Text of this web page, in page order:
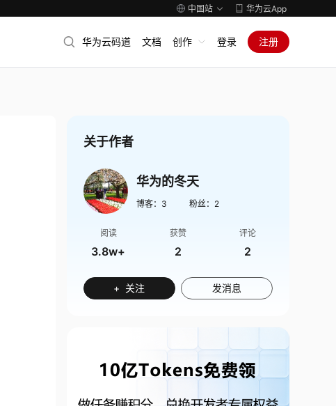
中国站 华为云App
华为云码道 文档 创作 登录 注册
关于作者
华为的冬天
博客： 3 粉丝： 2
阅读
3.8w+
获赞
2
评论
2
+ 关注 发消息